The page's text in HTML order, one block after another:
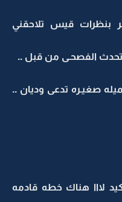
بنظرات قيس تلاحقني
الفصحـى من قبل ..
صغيـره تدعى وديان ..
لااا هناك خطه قادمه